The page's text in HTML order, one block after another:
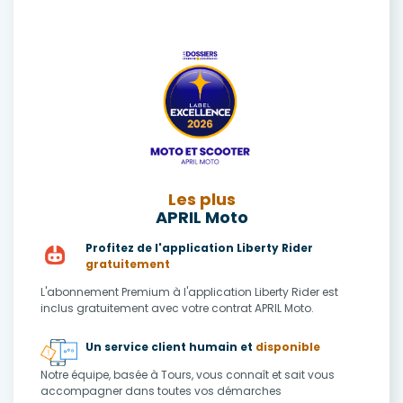
Les plus
APRIL Moto
Profitez de l'application Liberty Rider
gratuitement
L'abonnement Premium à l'application Liberty Rider est
inclus gratuitement avec votre contrat APRIL Moto.
Un service client humain et disponible
Notre équipe, basée à Tours, vous connaît et sait vous
accompagner dans toutes vos démarches